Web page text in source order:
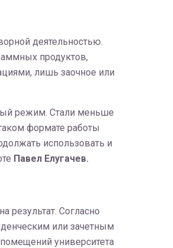
деятельностью.
продуктов,
лишь заочное или
режим. Стали меньше
формате работы
использовать и
Павел Елугачев.
результат. Согласно
или зачетным
университета